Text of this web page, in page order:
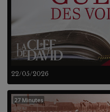
22/05/2026
27 Minutes